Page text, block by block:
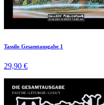
Tassilo Gesamtausgabe 1
29,90 €